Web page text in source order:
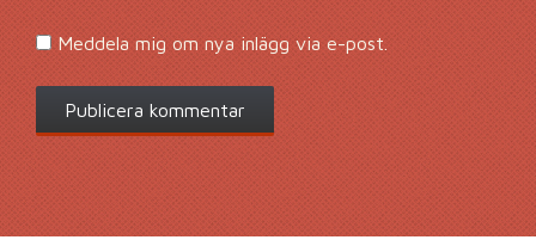
Meddela mig om nya inlägg via e-post.